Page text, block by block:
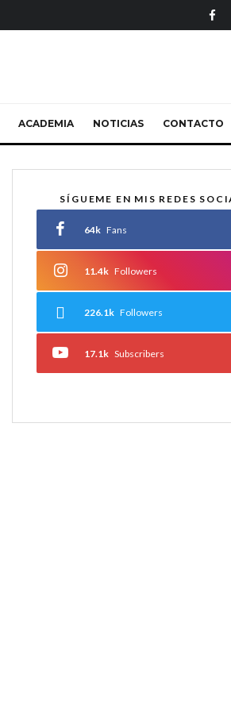
ACADEMIA NOTICIAS CONTACTO
SÍGUEME EN MIS REDES
64k Fans
11.4k Followers
226.1k Followers
17.1k Subscribers